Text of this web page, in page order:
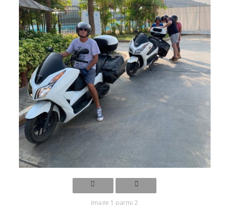
Image 1 parmi 2